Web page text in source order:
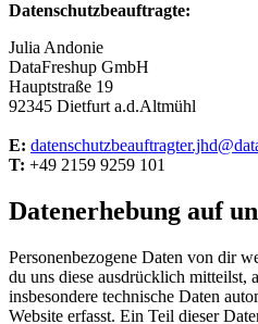
Datenschutzbeauftragte:
Julia Andonie
DataFreshup GmbH
Hauptstraße 19
92345 Dietfurt a.d.Altmühl
E:
T: +49 2159 9259 101
Datenerhebung auf
Personenbezogene Daten von dir
du uns diese ausdrücklich mitteilst,
insbesondere technische Daten
Website erfasst. Ein Teil dieser